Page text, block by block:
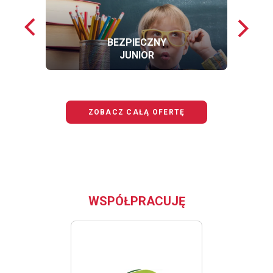
Poprzednie
loga
BEZPIECZNY
JUNIOR
loga
ZOBACZ CAŁĄ OFERTĘ
WSPÓŁPRACUJĘ